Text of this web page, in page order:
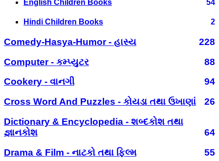
English Children Books 54
Hindi Children Books 2
Comedy-Hasya-Humor - હાસ્ય
228
Computer - કમ્પ્યુટર
88
Cookery - વાનગી
94
Cross Word And Puzzles - કોયડા તથા ઉખાણાં
26
Dictionary & Encyclopedia - શબ્દકોશ તથા
જ્ઞાનકોશ
64
Drama & Film - નાટકો તથા ફિલ્મ
55